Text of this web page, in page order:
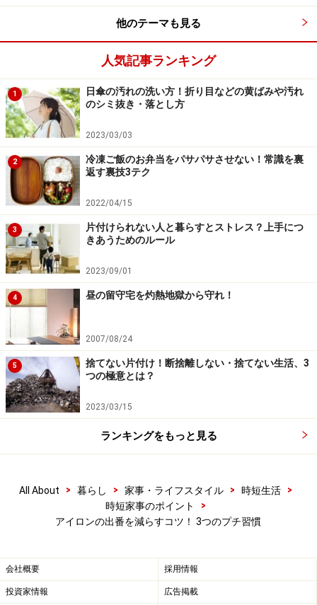
態で両手で挟んでパンパンと叩きます。ズボンのシ
ワも、折りたたんだ状態でパンパン叩いていくとき
れいに取れていきます。
STEP3:たたんで叩いた洗濯物は、平らな場所に重ね
て置いていきます。手のひらで上からプレスするよ
うな形で、重ねていきましょう。洗濯物の重力で、
さらにシワが軽減されていきます。
洗濯物を挟んで両手でパンパン。平らなところに置いて手の
ひらでシワを伸ばす。これだけでもう効果大！
パタパタほぐしただけではくしゃくしゃシワシワだったパジ
する時に、重ねた洗濯物は上下を入れ替えてカゴに移し
ます。上にあった洗濯物も、重力でシワが伸びていきま
何もせずに干すよりも、この3ステップをしておくとシ
ワのつき方が違います。ちょっと面倒……と思うかもしれ
他のテーマも見る
人気記事ランキング
1
日傘の汚れの洗い方！折り目などの黄ばみや汚れ
のシミ抜き・落とし方
2023/03/03
2
冷凍ご飯のお弁当をパサパサさせない！常識を裏
返す裏技3テク
2022/04/15
3
片付けられない人と暮らすとストレス？上手につ
きあうためのルール
2023/09/01
4 昼の留守宅を灼熱地獄から守れ！
2007/08/24
5
捨てない片付け！断捨離しない・捨てない生活、3
つの極意とは？
2023/03/15
ランキングをもっと見る
All About > 暮らし > 家事・ライフスタイル > 時短生活
>
時短家事のポイント
>
アイロンの出番を減らすコツ！ 3つのプチ習慣
会社概要 採用情報
投資家情報 広告掲載